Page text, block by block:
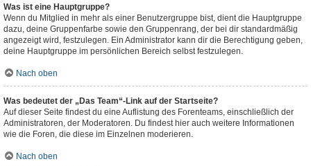
Was ist eine Hauptgruppe?
Wenn du Mitglied in mehr als einer Benutzergruppe bist, dient die Hauptgruppe
dazu, deine Gruppenfarbe sowie den Gruppenrang, der bei dir standardmäßig
angezeigt wird, festzulegen. Ein Administrator kann dir die Berechtigung geben,
deine Hauptgruppe im persönlichen Bereich selbst festzulegen.
Nach oben
Was bedeutet der „Das Team“-Link auf der Startseite?
Auf dieser Seite findest du eine Auflistung des Forenteams, einschließlich der
Administratoren, der Moderatoren. Du findest hier auch weitere Informationen
wie die Foren, die diese im Einzelnen moderieren.
Nach oben